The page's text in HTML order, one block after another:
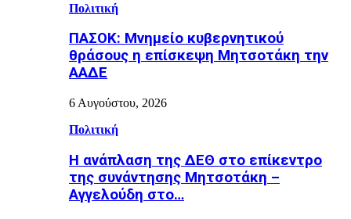
Πολιτική
ΠΑΣΟΚ: Μνημείο κυβερνητικού
θράσους η επίσκεψη Μητσοτάκη την
ΑΑΔΕ
6 Αυγούστου, 2026
Πολιτική
Η ανάπλαση της ΔΕΘ στο επίκεντρο
της συνάντησης Μητσοτάκη –
Αγγελούδη στο…